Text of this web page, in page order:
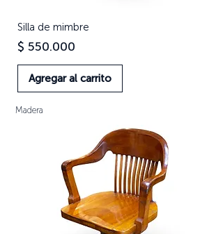
Silla de mimbre
Precio
$ 550.000
Agregar al carrito
Madera